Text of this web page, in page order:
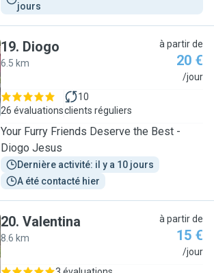
jours
19. Diogo
6.5 km
à partir de
20 €
/jour
26 évaluations
10
clients réguliers
Your Furry Friends Deserve the Best -
Diogo Jesus
Dernière activité: il y a 10 jours
A été contacté hier
20. Valentina
8.6 km
à partir de
15 €
/jour